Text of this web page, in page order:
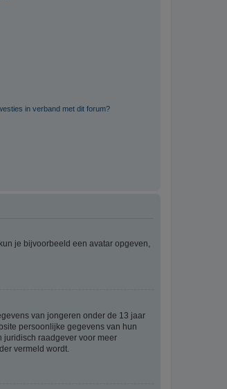
in verband met dit forum?
je bijvoorbeeld een avatar opgeven,
van jongeren onder de 13 jaar
persoonlijke gegevens van hun
juridisch raadgever voor meer
vermeld wordt.